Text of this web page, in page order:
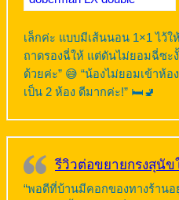
เล็กค่ะ แบบมีเส้นนอน 1×1 ไว้
ถาดรองฉี่ให้ แต่ดันไม่ยอมฉี่ซะ
ด้วยค่ะ” 😅 “น้องไม่ยอมเข้าห้
เป็น 2 ห้อง ดีมากค่ะ!” 🛏️🚽
รีวิวต่อขยายกรงสุนั
“พอดีที่บ้านมีคอกของทางร้าน